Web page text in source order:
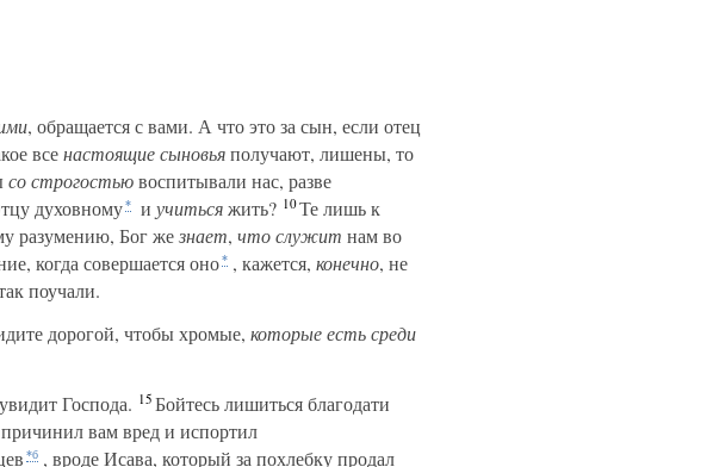
, обращается с вами. А что это за сын, если отец
всенастоящие сыновьяполучают, лишены, то
со строгостьювоспитывали нас, разве
духовному* и учитьсяжить? 10Те лишь к
разумению, Бог жезнает, что служит нам во
когда совершается оно* , кажется, конечно, не
поучали.
дорогой, чтобы хромые, которые есть среди
Господа. 15Бойтесь лишиться благодати
причинил вам вред и испортил
*б , вроде Исава, который за похлебку продал